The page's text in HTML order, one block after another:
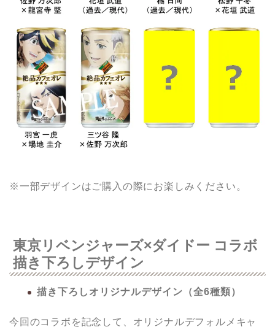
※一部デザインはご購入の際にお楽しみください。
東京リベンジャーズ×ダイドー コラボ
描き下ろしデザイン
描き下ろしオリジナルデザイン（全6種類）
今回のコラボを記念して、オリジナルデフォルメキャ